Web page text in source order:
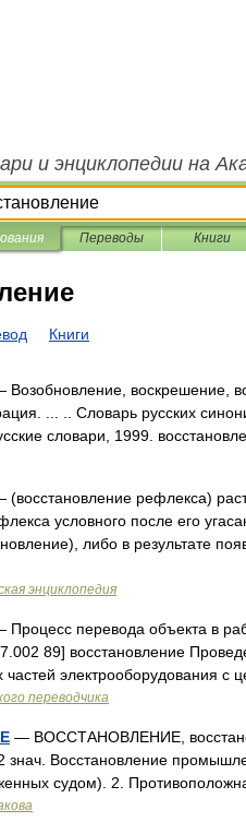
и энциклопедии на
Переводы Книги
Книги
Возобновление, воскрешение,
... .. Словарь русских
словари, 1999.
(восстановление рефлекса)
условного после его
либо в результате
энциклопедия
Процесс перевода объекта в
89] восстановление
частей электрооборудования с
переводчика
— ВОССТАНОВЛЕНИЕ,
знач. Восстановление
судом). 2.